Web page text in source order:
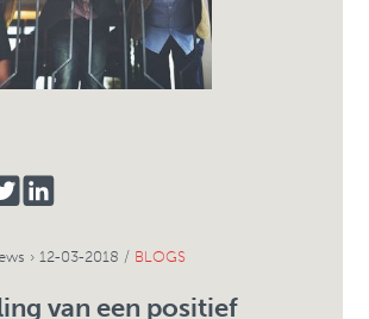
TWITTERLINKEDIN
›12-03-2018 / BLOGS
van een positief